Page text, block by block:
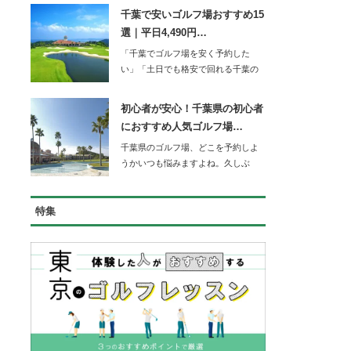
千葉で安いゴルフ場おすすめ15
選｜平日4,490円…
「千葉でゴルフ場を安く予約した
い」「土日でも格安で回れる千葉の
初心者が安心！千葉県の初心者
におすすめ人気ゴルフ場…
千葉県のゴルフ場、どこを予約しよ
うかいつも悩みますよね。久しぶ
特集